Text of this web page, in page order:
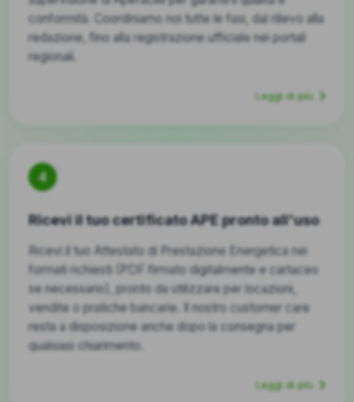
conformità. Coordiniamo noi tutte le fasi, dal rilievo alla
redazione, fino alla registrazione ufficiale nei portali
regionali.
Leggi di più
4
Ricevi il tuo certificato APE pronto all'uso
Ricevi il tuo Attestato di Prestazione Energetica nei
formati richiesti (PDF firmato digitalmente e cartaceo
se necessario), pronto da utilizzare per locazioni,
vendite o pratiche bancarie. Il nostro customer care
resta a disposizione anche dopo la consegna per
qualsiasi chiarimento.
Leggi di più